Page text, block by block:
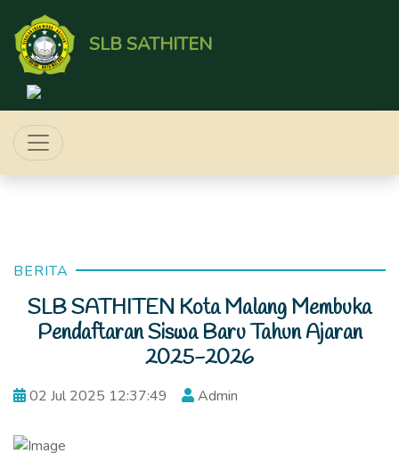
SLB SATHITEN
BERITA
SLB SATHITEN Kota Malang Membuka
Pendaftaran Siswa Baru Tahun Ajaran
2025-2026
02 Jul 2025 12:37:49 Admin